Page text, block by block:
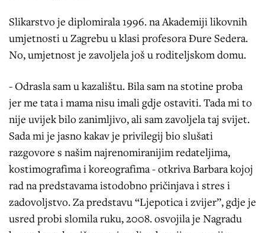
Slikarstvo je diplomirala 1996. na Akademiji likovnih
umjetnosti u Zagrebu u klasi profesora Đure Sedera.
No, umjetnost je zavoljela još u roditeljskom domu.
- Odrasla sam u kazalištu. Bila sam na stotine proba
jer me tata i mama nisu imali gdje ostaviti. Tada mi to
nije uvijek bilo zanimljivo, ali sam zavoljela taj svijet.
Sada mi je jasno kakav je privilegij bio slušati
razgovore s našim najrenomiranijim redateljima,
kostimografima i koreografima - otkriva Barbara kojoj
rad na predstavama istodobno pričinjava i stres i
zadovoljstvo. Za predstavu “Ljepotica i zvijer”, gdje je
usred probi slomila ruku, 2008. osvojila je Nagradu